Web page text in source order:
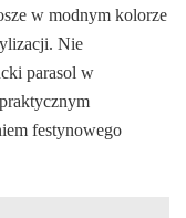
w modnym kolorze
Nie
parasol w
festynowego